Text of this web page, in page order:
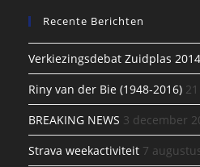
Recente Berichten
Verkiezingsdebat Zuidplas 2014
Riny van der Bie (1948-2016)
BREAKING NEWS 3 december
Strava weekactiviteit 7